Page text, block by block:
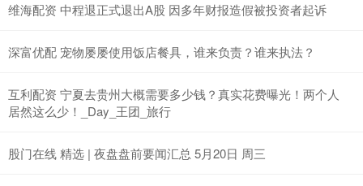
维海配资 中程退正式退出A股 因多年财报造假被投资者起诉
深富优配 宠物屡屡使用饭店餐具，谁来负责？谁来执法？
互利配资 宁夏去贵州大概需要多少钱？真实花费曝光！两个人
居然这么少！_Day_王团_旅行
股门在线 精选 | 夜盘盘前要闻汇总 5月20日 周三